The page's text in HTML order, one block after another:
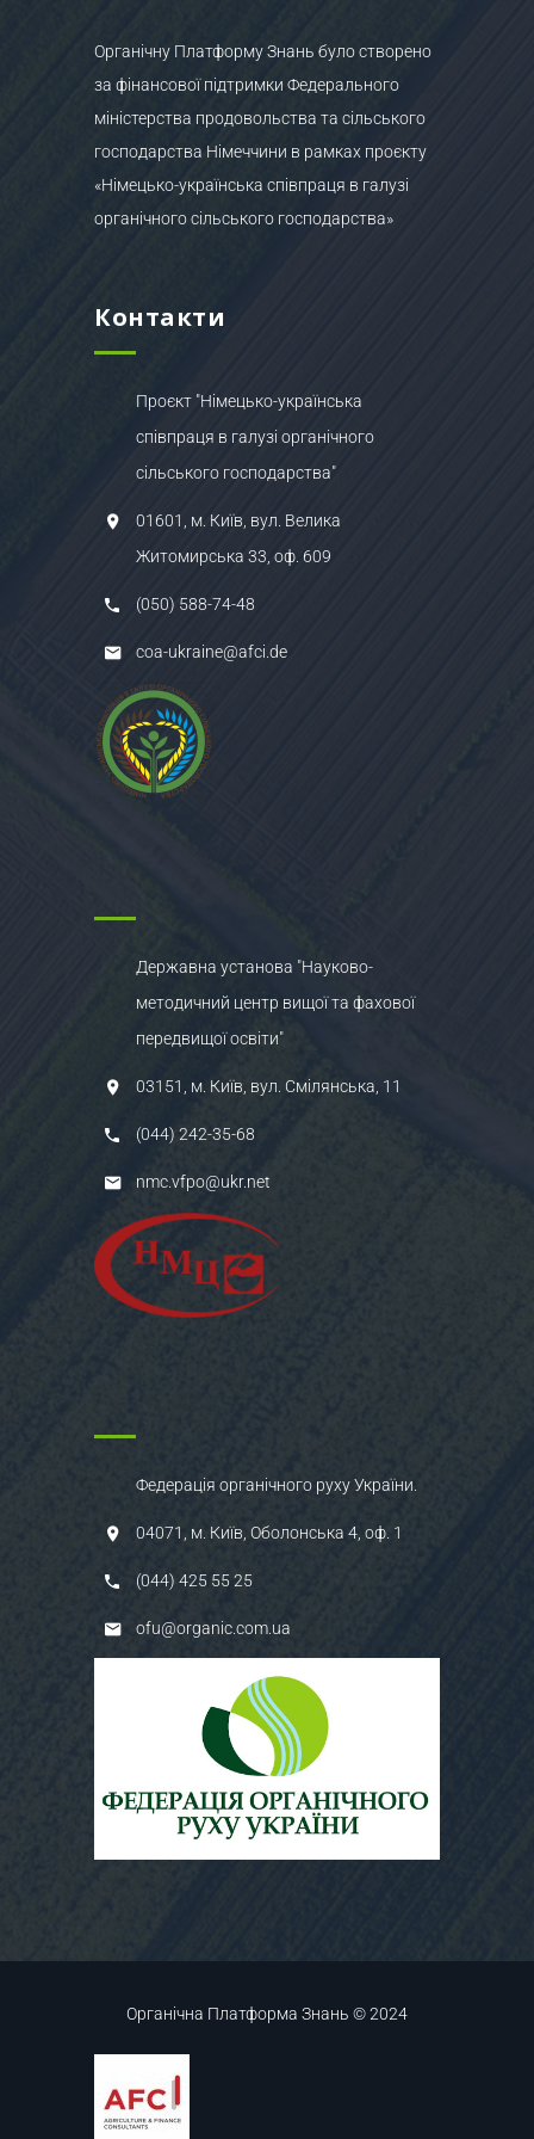
Органічну Платформу Знань було створено
за фінансової підтримки Федерального
міністерства продовольства та сільського
господарства Німеччини в рамках проєкту
«Німецько-українська співпраця в галузі
органічного сільського господарства»
Контакти
Проєкт "Німецько-українська
співпраця в галузі органічного
сільського господарства"
01601, м. Київ, вул. Велика
Житомирська 33, оф. 609
(050) 588-74-48
coa-ukraine@afci.de
Державна установа "Науково-
методичний центр вищої та фахової
передвищої освіти"
03151, м. Київ, вул. Смілянська, 11
(044) 242-35-68
nmc.vfpo@ukr.net
Федерація органічного руху України.
04071, м. Київ, Оболонська 4, оф. 1
(044) 425 55 25
ofu@organic.com.ua
Органічна Платформа Знань © 2024